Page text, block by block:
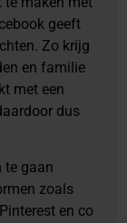
geeft
Zo krijg
en familie
met een
dus
te gaan
zoals
en co